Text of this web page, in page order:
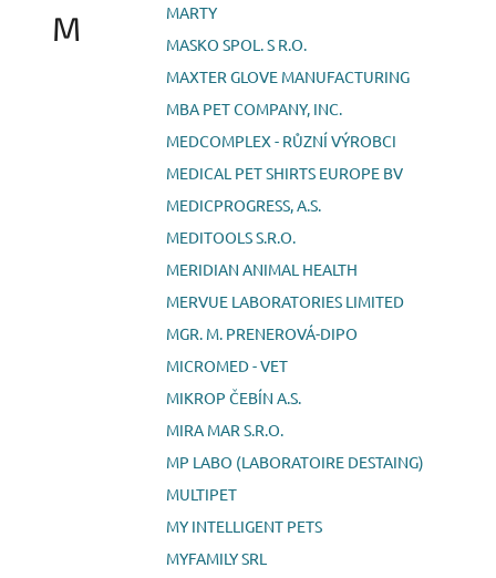
M
MARTY
MASKO SPOL. S R.O.
MAXTER GLOVE MANUFACTURING
MBA PET COMPANY, INC.
MEDCOMPLEX - RŮZNÍ VÝROBCI
MEDICAL PET SHIRTS EUROPE BV
MEDICPROGRESS, A.S.
MEDITOOLS S.R.O.
MERIDIAN ANIMAL HEALTH
MERVUE LABORATORIES LIMITED
MGR. M. PRENEROVÁ-DIPO
MICROMED - VET
MIKROP ČEBÍN A.S.
MIRA MAR S.R.O.
MP LABO (LABORATOIRE DESTAING)
MULTIPET
MY INTELLIGENT PETS
MYFAMILY SRL